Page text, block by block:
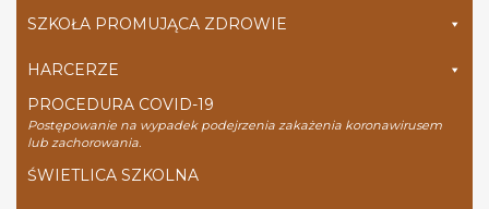
SZKOŁA PROMUJĄCA ZDROWIE
HARCERZE
PROCEDURA COVID-19
Postępowanie na wypadek podejrzenia zakażenia koronawirusem
lub zachorowania.
ŚWIETLICA SZKOLNA